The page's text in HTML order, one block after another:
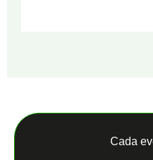
Cada